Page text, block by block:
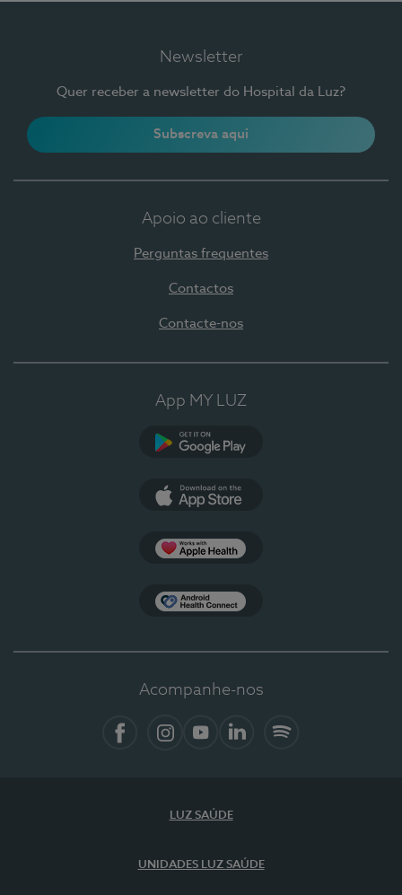
Newsletter
Quer receber a newsletter do Hospital da Luz?
Subscreva aqui
Apoio ao cliente
Perguntas frequentes
Contactos
Contacte-nos
App MY LUZ
Acompanhe-nos
LUZ SAÚDE
UNIDADES LUZ SAÚDE